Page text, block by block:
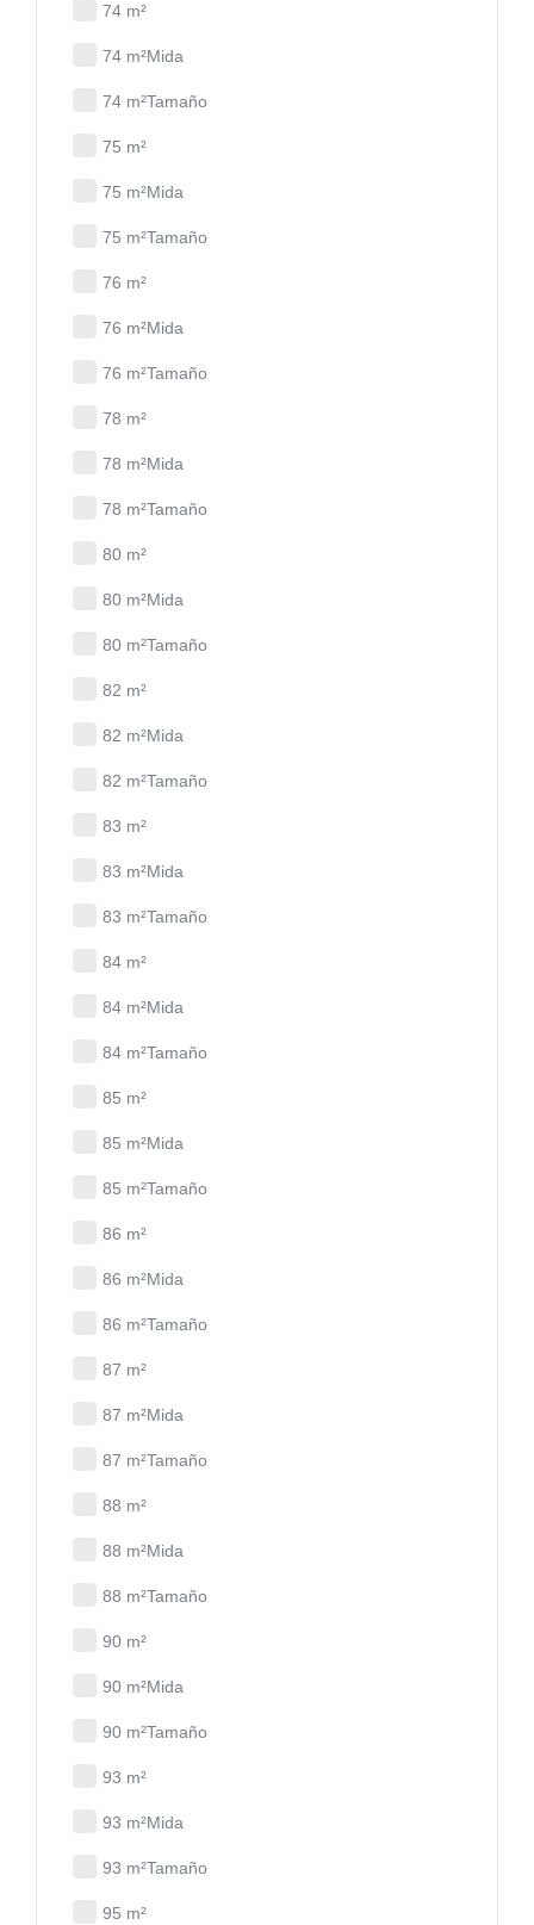
74 m²
74 m²Mida
74 m²Tamaño
75 m²
75 m²Mida
75 m²Tamaño
76 m²
76 m²Mida
76 m²Tamaño
78 m²
78 m²Mida
78 m²Tamaño
80 m²
80 m²Mida
80 m²Tamaño
82 m²
82 m²Mida
82 m²Tamaño
83 m²
83 m²Mida
83 m²Tamaño
84 m²
84 m²Mida
84 m²Tamaño
85 m²
85 m²Mida
85 m²Tamaño
86 m²
86 m²Mida
86 m²Tamaño
87 m²
87 m²Mida
87 m²Tamaño
88 m²
88 m²Mida
88 m²Tamaño
90 m²
90 m²Mida
90 m²Tamaño
93 m²
93 m²Mida
93 m²Tamaño
95 m²